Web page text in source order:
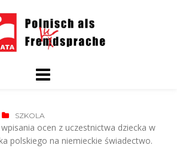
SZKOLA
ocen z uczestnictwa dziecka w
polskiego na niemieckie świadectwo.